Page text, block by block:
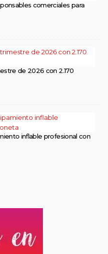
comerciales para
de 2026 con 2.170
inflable profesional con